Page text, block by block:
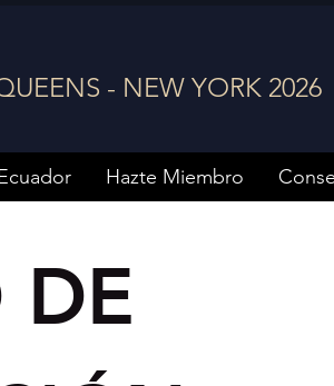
- NEW YORK 2026
Hazte Miembro
DE